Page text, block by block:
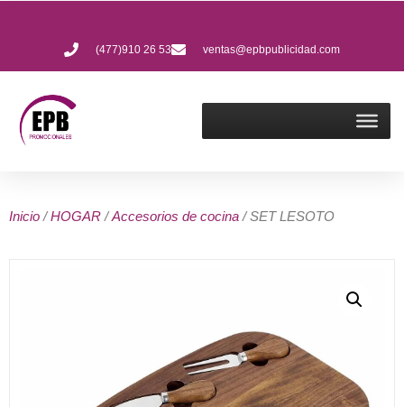
(477)910 26 53 ventas@epbpublicidad.com
Inicio /HOGAR /Accesorios de cocina / SET LESOTO